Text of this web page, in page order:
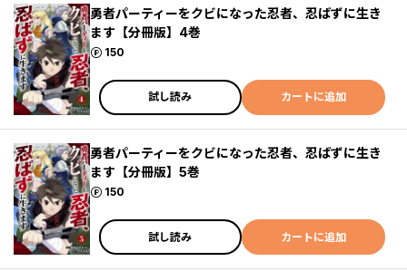
勇者パーティーをクビになった忍者、忍ばずに生き
ます【分冊版】4巻
150
ポイント
試し読み カートに追加
勇者パーティーをクビになった忍者、忍ばずに生き
ます【分冊版】5巻
150
ポイント
試し読み カートに追加